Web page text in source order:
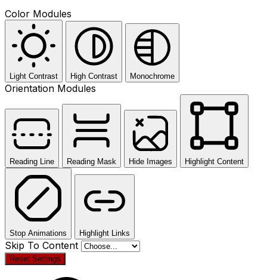
Color Modules
Light Contrast High Contrast Monochrome
Orientation Modules
Reading Line Reading Mask Hide Images Highlight Content
Stop Animations Highlight Links
Skip To Content
Reset Settings